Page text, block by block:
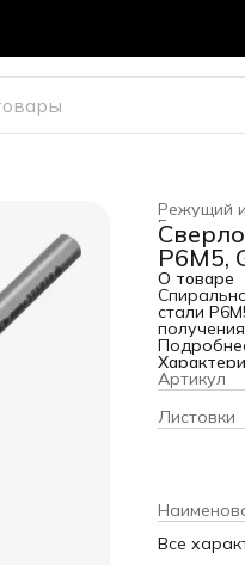
Режущий
Главная ›
Р6М5,
О товаре
стали
меди,
задачами
точности
кромка
Артикул
Листовки
Все